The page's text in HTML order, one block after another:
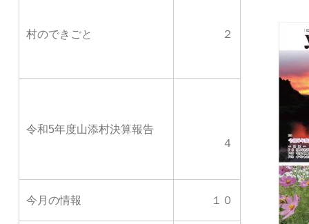
村のできごと ２
令和5年度山添村決算報告
４
今月の情報 １０